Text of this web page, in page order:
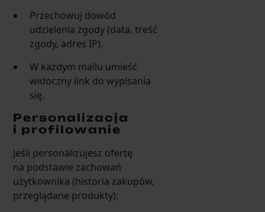
Przechowuj dowód
udzielenia zgody (data, treść
zgody, adres IP).
W każdym mailu umieść
widoczny link do wypisania
się.
Personalizacja
i profilowanie
Jeśli personalizujesz ofertę
na podstawie zachowań
użytkownika (historia zakupów,
przeglądane produkty):